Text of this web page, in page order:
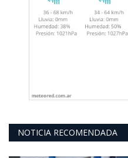
NOTICIA RECOMENDADA